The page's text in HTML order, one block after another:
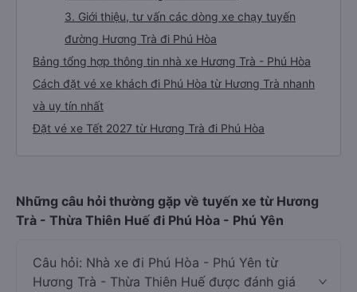
3. Giới thiệu, tư vấn các dòng xe chạy tuyến
đường Hương Trà đi Phú Hòa
Bảng tổng hợp thông tin nhà xe Hương Trà - Phú Hòa
Cách đặt vé xe khách đi Phú Hòa từ Hương Trà nhanh
và uy tín nhất
Đặt vé xe Tết 2027 từ Hương Trà đi Phú Hòa
Những câu hỏi thường gặp về tuyến xe từ Hương
Trà - Thừa Thiên Huế đi Phú Hòa - Phú Yên
Câu hỏi: Nhà xe đi Phú Hòa - Phú Yên từ
Hương Trà - Thừa Thiên Huế được đánh giá